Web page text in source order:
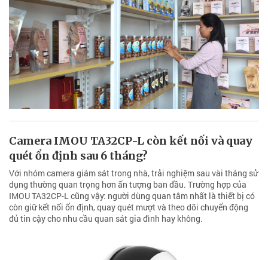
Camera IMOU TA32CP-L còn kết nối và quay
quét ổn định sau 6 tháng?
Với nhóm camera giám sát trong nhà, trải nghiệm sau vài tháng sử
dụng thường quan trọng hơn ấn tượng ban đầu. Trường hợp của
IMOU TA32CP-L cũng vậy: người dùng quan tâm nhất là thiết bị có
còn giữ kết nối ổn định, quay quét mượt và theo dõi chuyển động
đủ tin cậy cho nhu cầu quan sát gia đình hay không.